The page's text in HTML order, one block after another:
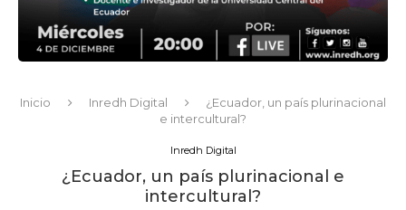
Inicio Inredh Digital
¿Ecuador, un país plurinacional
e intercultural?
Inredh Digital
¿Ecuador, un país plurinacional e
intercultural?